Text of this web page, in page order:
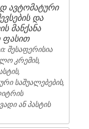
ავტომატური
და
მანქანა
ფასით
შესაფერისია
კრემის,
საშუალებების,
ან პასტის